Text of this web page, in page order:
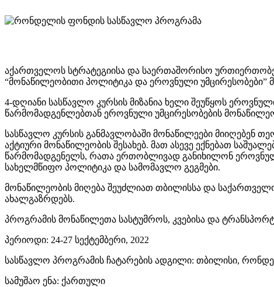
აქართველოს სტრატეგიისა და საერთაშორისო
“მონაწილეობითი პოლიტიკა და ეროვნული უმცირესობები”
4-დღიანი სასწავლო კურსის მიზანია ხელი შეუწყოს
წარმომადგენლებთან ეროვნული უმცირესობების
სასწავლო კურსის განმავლობაში მონაწილეები მიიღებენ
აქტიური მონაწილეობის შესახებ. მათ ასევე ექნებათ
წარმომადგენელს, რათა ერთობლივად განიხილონ
სახელმწიფო პოლიტიკა და სამომავლო გეგმები.
მონაწილეობის მიღება შეუძლიათ თბილისსა და
ახალგაზრდებს.
პროგრამის მონაწილეთა სასტუმროს, კვებისა და
პერიოდი: 24-27 სექტემბერი, 2022
სასწავლო პროგრამის ჩატარების ადგილი: თბილისი,
სამუშაო ენა: ქართული